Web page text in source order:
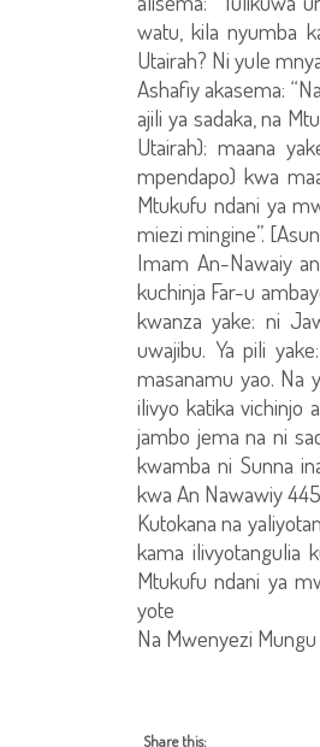
watu, kila nyumba
Utairah? Ni yule
Ashafiy akasema:
ajili ya sadaka, na
Utairah): maana
mpendapo) kwa
Mtukufu ndani ya
miezi mingine”.
Imam An-Nawaiy
kuchinja Far-u
kwanza yake: ni
uwajibu. Ya pili
masanamu yao. Na
ilivyo katika vichinjo
jambo jema na ni
kwamba ni Sunna
kwa An Nawawiy
Kutokana na
kama ilivyotangulia
Mtukufu ndani ya
yote
Na Mwenyezi
Share this: